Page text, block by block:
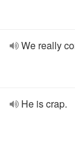
We really
He is crap.